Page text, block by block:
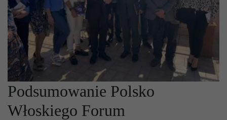
Podsumowanie Polsko
Włoskiego Forum